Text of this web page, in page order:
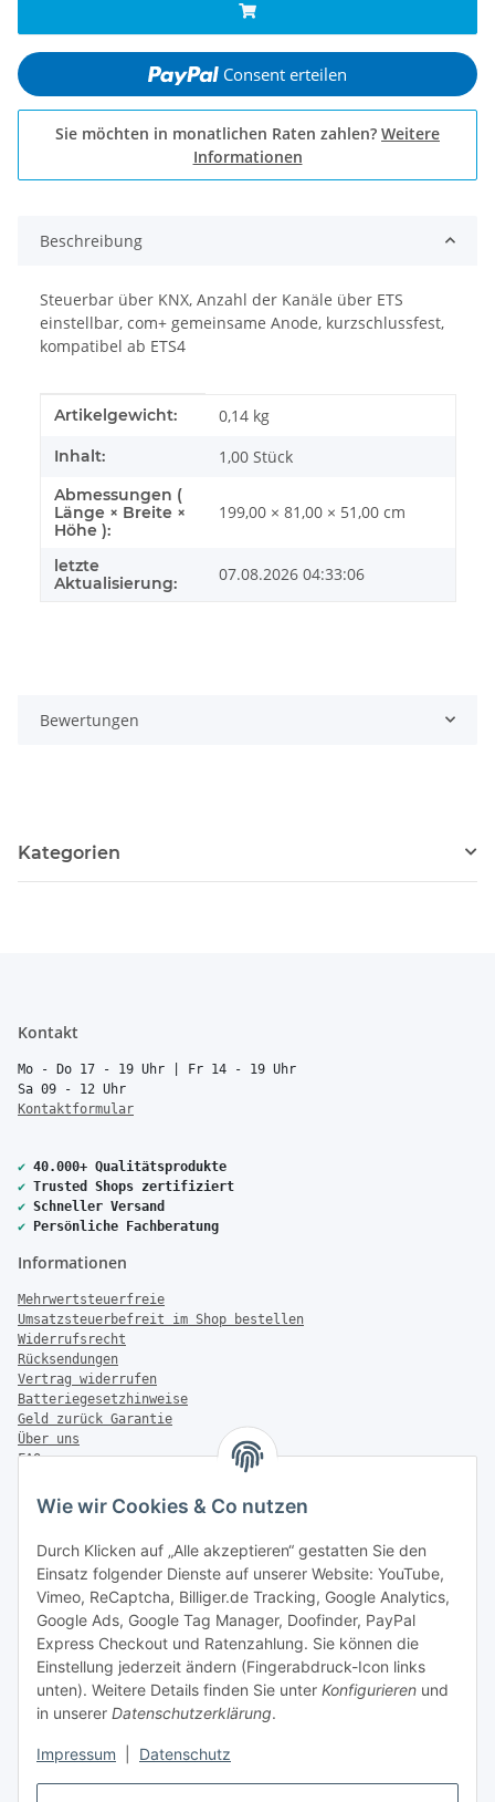
Wie wir Cookies & Co nutzen
Durch Klicken auf „Alle akzeptieren“ gestatten Sie den
Einsatz folgender Dienste auf unserer Website: YouTube,
Vimeo, ReCaptcha, Billiger.de Tracking, Google Analytics,
Google Ads, Google Tag Manager, Doofinder, PayPal
Express Checkout und Ratenzahlung. Sie können die
Einstellung jederzeit ändern (Fingerabdruck-Icon links
unten). Weitere Details finden Sie unter Konfigurieren und
in unserer Datenschutzerklärung.
Impressum Datenschutz
Consent erteilen
Sie möchten in monatlichen Raten zahlen? Weitere
Informationen
Beschreibung
Steuerbar über KNX, Anzahl der Kanäle über ETS
einstellbar, com+ gemeinsame Anode, kurzschlussfest,
kompatibel ab ETS4
Produkteigenschaft
Wert
Artikelgewicht: 0,14 kg
Inhalt: 1,00 Stück
Abmessungen (
Länge × Breite ×
Höhe ):
199,00 × 81,00 × 51,00 cm
letzte
Aktualisierung:
07.08.2026 04:33:06
Bewertungen
Kategorien
Kontakt
Mo - Do 17 - 19 Uhr | Fr 14 - 19 Uhr
Sa 09 - 12 Uhr
Kontaktformular
✔ 40.000+ Qualitätsprodukte
✔ Trusted Shops zertifiziert
✔ Schneller Versand
✔ Persönliche Fachberatung
Informationen
Mehrwertsteuerfreie
Umsatzsteuerbefreit im Shop bestellen
Widerrufsrecht
Rücksendungen
Vertrag widerrufen
Batteriegesetzhinweise
Geld zurück Garantie
Über uns
FAQ
Zahlung & Versand
Versandinformationen
Sonstiges